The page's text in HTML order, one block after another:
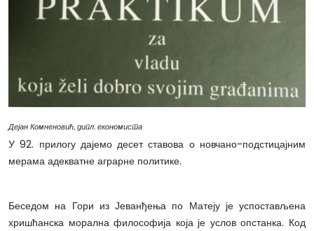
Дејан Комненовић, дипл. економиста
У 92. прилогу дајемо десет ставова о новчано-подстицајним
мерама адекватне аграрне политике.
Беседом на Гори из Јеванђења по Матеју је успостављена
хришћанска морална философија која је услов опстанка. Код